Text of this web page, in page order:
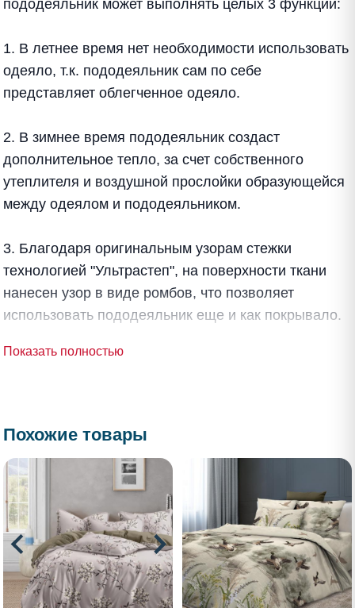
пододеяльник может выполнять целых 3 функции:
1. В летнее время нет необходимости использовать
одеяло, т.к. пододеяльник сам по себе
представляет облегченное одеяло.
2. В зимнее время пододеяльник создаст
дополнительное тепло, за счет собственного
утеплителя и воздушной прослойки образующейся
между одеялом и пододеяльником.
3. Благодаря оригинальным узорам стежки
технологией "Ультрастеп", на поверхности ткани
нанесен узор в виде ромбов, что позволяет
использовать пододеяльник еще и как покрывало.
Показать полностью
Похожие товары